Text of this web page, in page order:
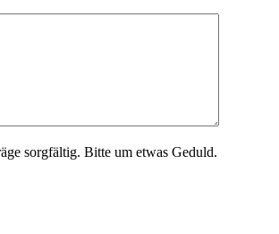
sorgfältig. Bitte um etwas Geduld.